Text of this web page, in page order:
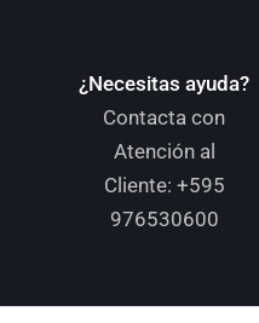
¿Necesitas ayuda?
Contacta con
Atención al
Cliente: +595
976530600